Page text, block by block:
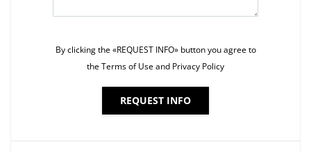
By clicking the «REQUEST INFO» button you agree to
the Terms of Use and Privacy Policy
REQUEST INFO